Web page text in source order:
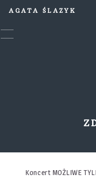
AGATA ŚLAZYK
Koncert MOŻLIWE